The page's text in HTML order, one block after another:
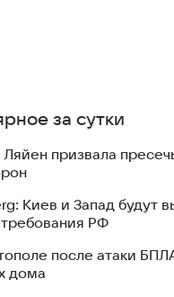
за сутки
призвала
Киев и Запад будут
требования РФ
после атаки
дома